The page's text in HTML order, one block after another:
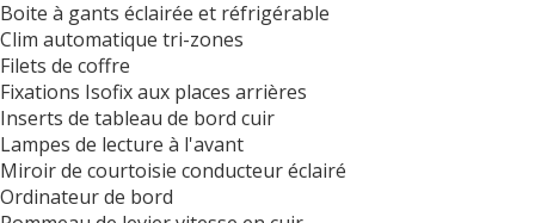
Boite à gants éclairée et réfrigérable
Clim automatique tri-zones
Filets de coffre
Fixations Isofix aux places arrières
Inserts de tableau de bord cuir
Lampes de lecture à l'avant
Miroir de courtoisie conducteur éclairé
Ordinateur de bord